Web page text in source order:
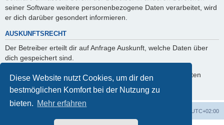
Diese Website nutzt Cookies, um dir den
bestmöglichen Komfort bei der Nutzung zu
bieten. Mehr erfahren
seiner Software weitere personenbezogene Daten verarbeitet, wird
er dich darüber gesondert informieren.
AUSKUNFTSRECHT
Der Betreiber erteilt dir auf Anfrage Auskunft, welche Daten über
dich gespeichert sind.
Du kannst jederzeit die Löschung bzw. Sperrung deiner Daten
verlangen. Kontaktiere hierzu bitte den Betreiber.
UTC+02:00